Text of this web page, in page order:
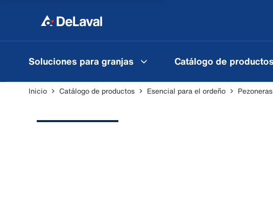
Soluciones para granjas Catálogo de productos
Inicio Catálogo de productos Esencial para el ordeño Pezoneras